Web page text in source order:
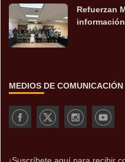
Refuerzan
MEDIOS DE